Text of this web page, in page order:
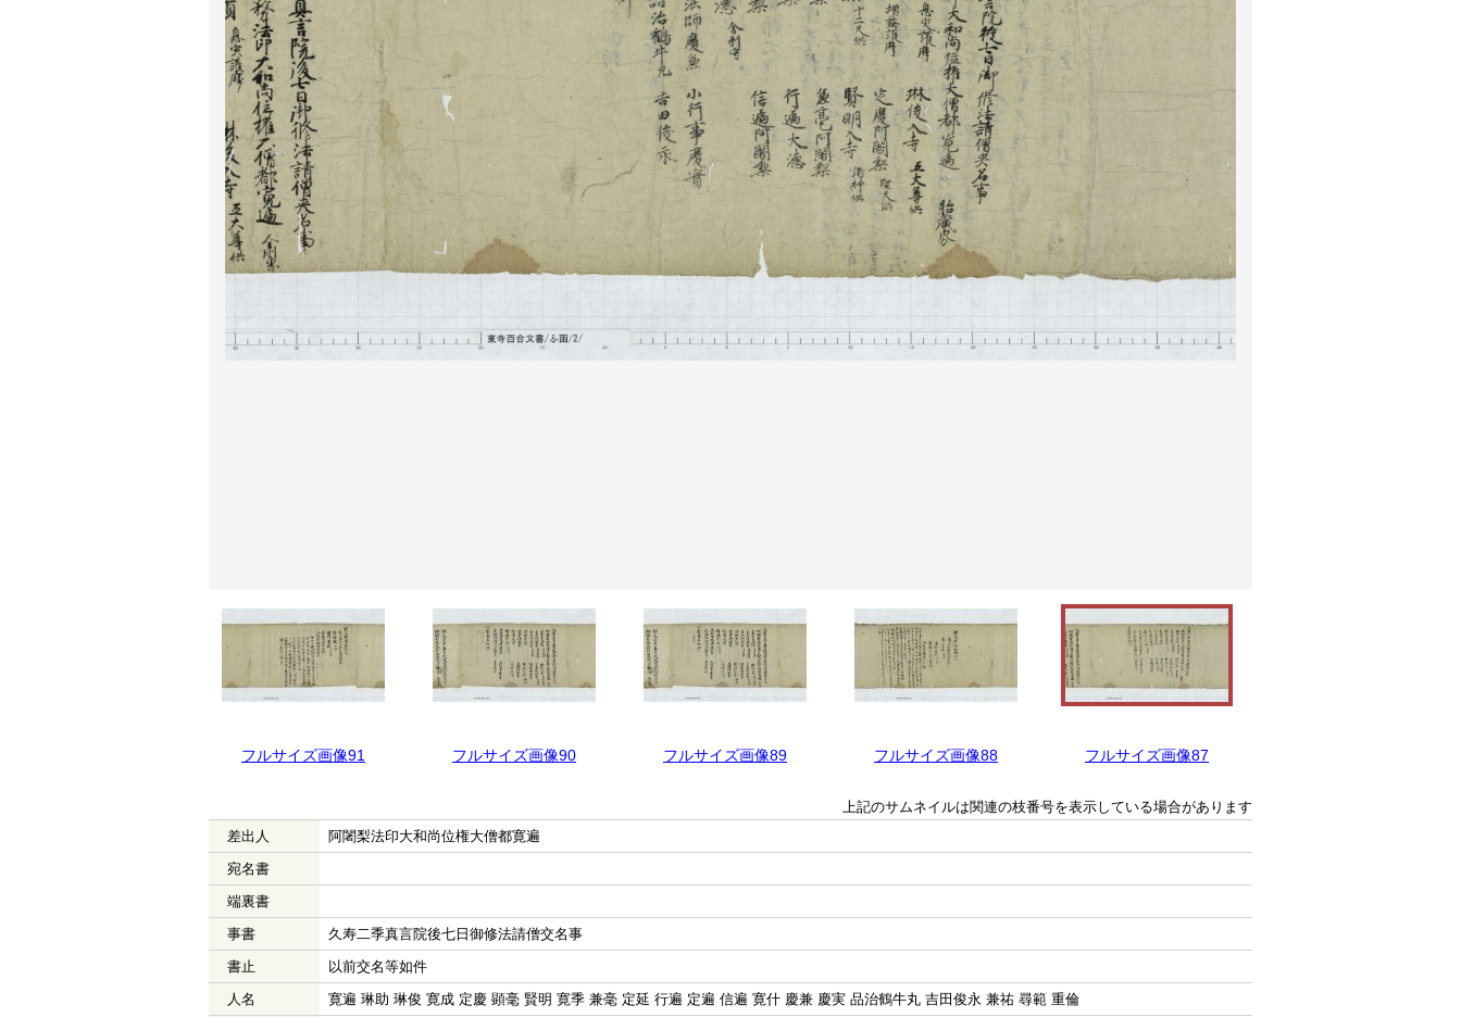
フルサイズ画像91 フルサイズ画像90 フルサイズ画像89 フルサイズ画像88 フルサイズ画像87
上記のサムネイルは関連の枝番号を表示している場合があります
差出人
阿闍梨法印大和尚位権大僧都寛遍
宛名書
端裏書
事書
久寿二季真言院後七日御修法請僧交名事
書止
以前交名等如件
人名
寛遍 琳助 琳俊 寛成 定慶 顕毫 賢明 寛季 兼毫 定延 行遍 定遍 信遍 寛什 慶兼 慶実 品治鶴牛丸 吉田俊永 兼祐 尋範 重倫